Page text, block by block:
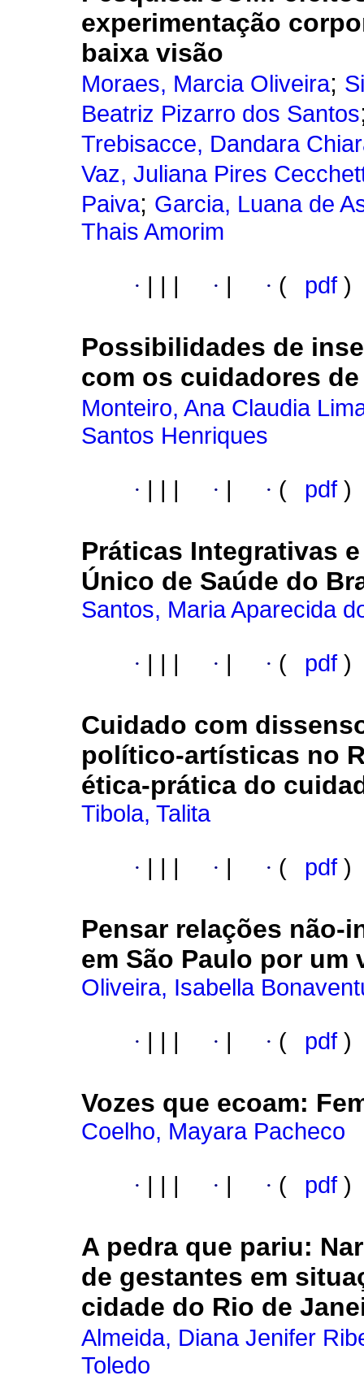
experimentação
baixa visão
Moraes, Marcia Oliveira;
Beatriz Pizarro dos Santos
Trebisacce, Dandara
Vaz, Juliana Pires
Paiva; Garcia, Luana de
Thais Amorim
· · · ( pdf )
Possibilidades de
com os cuidadores
Monteiro, Ana Claudia
Santos Henriques
· · · ( pdf )
Práticas Integrativas
Único de Saúde do
Santos, Maria Aparecida
· · · ( pdf )
Cuidado com
político-artísticas no
ética-prática do
Tibola, Talita
· · · ( pdf )
Pensar relações não-
em São Paulo por um
Oliveira, Isabella
· · · ( pdf )
Vozes que ecoam:
Coelho, Mayara Pacheco
· · · ( pdf )
A pedra que pariu:
de gestantes em
cidade do Rio de
Almeida, Diana Jenifer
Toledo